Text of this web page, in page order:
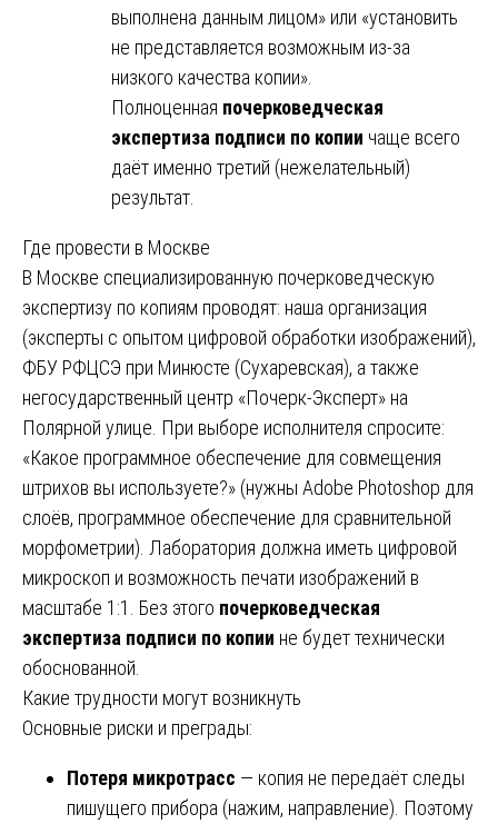
выполнена данным лицом» или «установить
не представляется возможным из-за
низкого качества копии».
Полноценная почерковедческая
экспертиза подписи по копии чаще всего
даёт именно третий (нежелательный)
результат.
Где провести в Москве
В Москве специализированную почерковедческую
экспертизу по копиям проводят: наша организация
(эксперты с опытом цифровой обработки изображений),
ФБУ РФЦСЭ при Минюсте (Сухаревская), а также
негосударственный центр «Почерк-Эксперт» на
Полярной улице. При выборе исполнителя спросите:
«Какое программное обеспечение для совмещения
штрихов вы используете?» (нужны Adobe Photoshop для
слоёв, программное обеспечение для сравнительной
морфометрии). Лаборатория должна иметь цифровой
микроскоп и возможность печати изображений в
масштабе 1:1. Без этого почерковедческая
экспертиза подписи по копии не будет технически
обоснованной.
Какие трудности могут возникнуть
Основные риски и преграды:
Потеря микротрасс — копия не передаёт следы
пишущего прибора (нажим, направление). Поэтому